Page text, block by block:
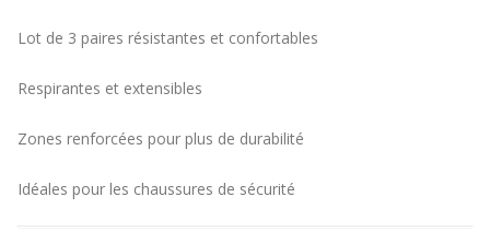
Lot de 3 paires résistantes et confortables
Respirantes et extensibles
Zones renforcées pour plus de durabilité
Idéales pour les chaussures de sécurité